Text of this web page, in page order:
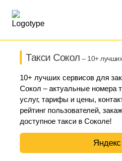
Такси Сокол – 10+
10+ лучших сервисов для
Сокол – актуальные номера
услуг, тарифы и цены,
рейтинг пользователей,
доступное такси в Соколе!